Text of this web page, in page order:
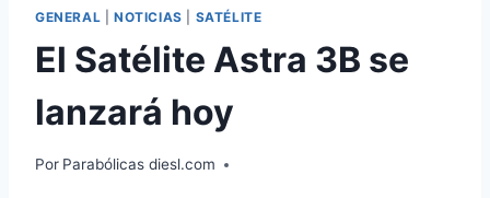
GENERAL NOTICIAS SATÉLITE
El Satélite Astra 3B se
lanzará hoy
Por Parabólicas diesl.com